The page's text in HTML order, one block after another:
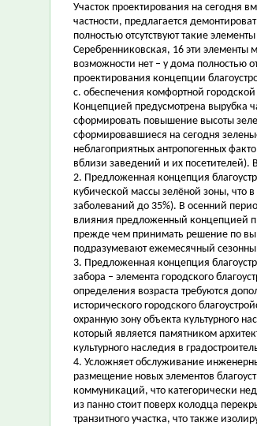
Участок проектирования на сегодня
частности, предлагается
полностью отсутствуют такие
Серебренниковская, 16 эти элементы
возможности нет – у дома полностью
проектирования концепции
c. обеспечения комфортной
Концепцией предусмотрена вырубка
сформировать повышение высоты
сформировавшиеся на сегодня
неблагоприятных антропогенных
вблизи заведений и их
2. Предложенная концепция
кубической массы зелёной зоны, что
заболеваний до 35%). В осенний
влияния предложенный концепцией
прежде чем принимать решение по
подразумевают ежемесячный
3. Предложенная концепция
забора – элемента городского
определения возраста требуются
исторического городского
охранную зону объекта культурного
который является памятником
культурного наследия в
4. Усложняет обслуживание
размещение новых элементов
коммуникаций, что категорически
из панно стоит поверх колодца
транзитного участка, что также